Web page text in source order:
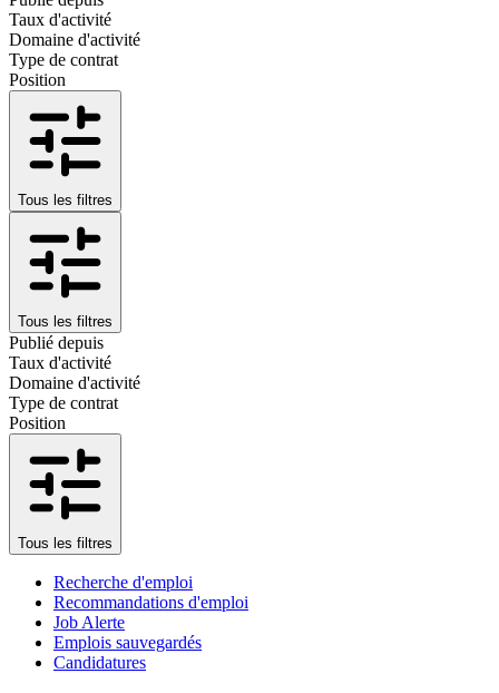
Taux d'activité
Domaine d'activité
Type de contrat
Position
Tous les filtres
Tous les filtres
Publié depuis
Taux d'activité
Domaine d'activité
Type de contrat
Position
Tous les filtres
Recherche d'emploi
Recommandations d'emploi
Job Alerte
Emplois sauvegardés
Candidatures